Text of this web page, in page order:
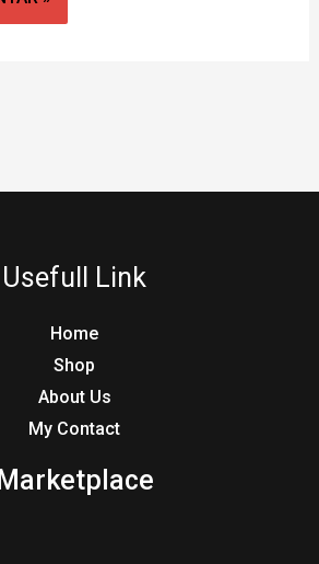
Usefull Link
Home
Shop
About Us
My Contact
Marketplace